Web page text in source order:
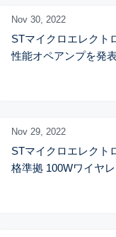
Nov 30, 2022
STマイクロエレクト
性能オペアンプを発
Nov 29, 2022
STマイクロエレクト
格準拠 100Wワイヤ